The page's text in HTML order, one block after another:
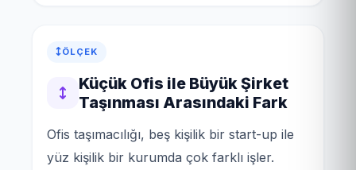
ÖLÇEK
Küçük Ofis ile Büyük Şirket
Taşınması Arasındaki Fark
Ofis taşımacılığı, beş kişilik bir start-up ile
yüz kişilik bir kurumda çok farklı işler.